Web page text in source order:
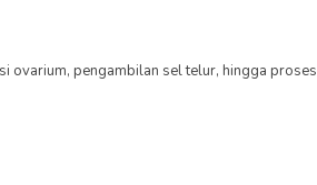
ovarium, pengambilan sel telur, hingga proses